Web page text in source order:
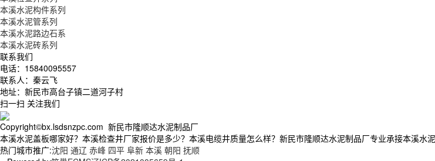
本溪水泥构件系列
本溪水泥管系列
本溪水泥路边石系
本溪水泥砖系列
联系我们
电话：15840095557
联系人：秦云飞
地址：新民市高台子镇二道河子村
扫一扫 关注我们
Copyright©bx.lsdsnzpc.com 新民市隆顺达水泥制品厂
本溪水泥盖板哪家好？本溪检查井厂家报价是多少？本溪电缆井质量怎么样？新民市隆顺达水泥制品厂专业承接本溪
热门城市推广:沈阳 通辽 赤峰 四平 阜新 本溪 朝阳 抚顺